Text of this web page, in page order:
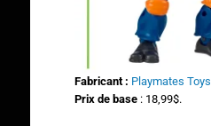
Fabricant : Playmates Toys
Prix de base : 18,99$.